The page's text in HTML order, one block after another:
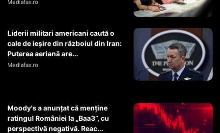
Mediafax.ro
Liderii militari americani caută o
cale de ieșire din războiul din Iran:
Puterea aeriană are...
Mediafax.ro
Moody's a anunțat că menține
ratingul României la „Baa3”, cu
perspectivă negativă. Reac...